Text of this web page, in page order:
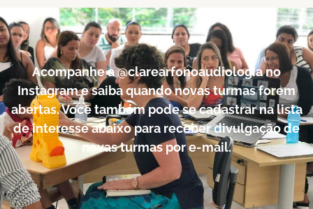
Acompanhe a @clarearfonoaudiologia no
Instagram e saiba quando novas turmas forem
abertas. Você também pode se cadastrar na lista
de interesse abaixo para receber divulgação de
novas turmas por e-mail.